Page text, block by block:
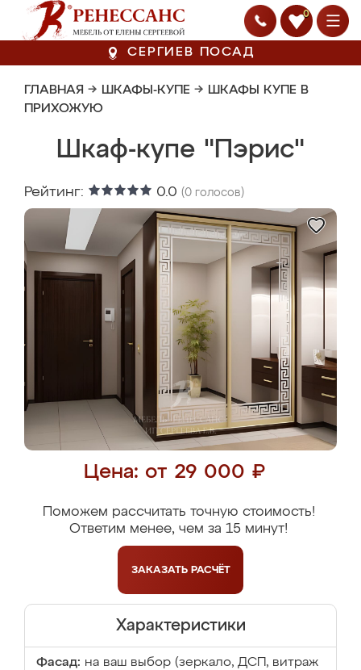
0
СЕРГИЕВ ПОСАД
ГЛАВНАЯ → ШКАФЫ-КУПЕ → ШКАФЫ КУПЕ В
ПРИХОЖУЮ
Шкаф-купе "Пэрис"
Рейтинг: 0.0 (0 голосов)
Цена: от 29 000 ₽
Поможем рассчитать точную стоимость!
Ответим менее, чем за 15 минут!
ЗАКАЗАТЬ РАСЧЁТ
Характеристики
Фасад: на ваш выбор (зеркало, ДСП, витраж